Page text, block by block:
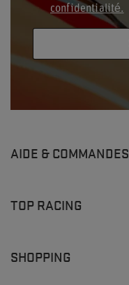
confidentialité.
AIDE & COMMANDES
TOP RACING
SHOPPING